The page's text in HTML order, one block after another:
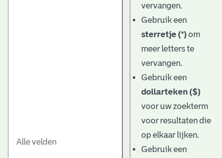
vervangen.
Gebruik een
sterretje (*) om
meer letters te
vervangen.
Gebruik een
dollarteken ($)
voor uw zoekterm
voor resultaten die
op elkaar lijken.
Gebruik een